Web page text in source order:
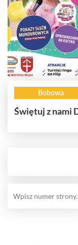
Bobowa
Świętuj z nami